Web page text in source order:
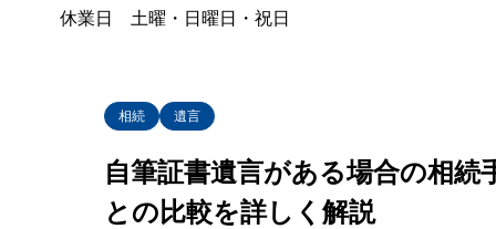
休業日 土曜・日曜日・祝日
相続 遺言
自筆証書遺言がある場合の相続
との比較を詳しく解説